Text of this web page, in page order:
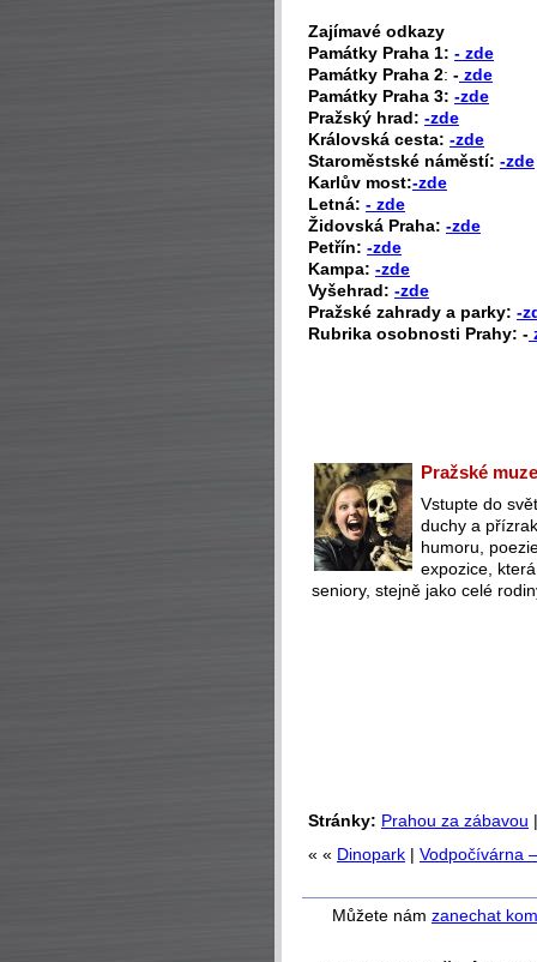
Zajímavé odkazy
Památky Praha 1: - zde
Památky Praha 2: - zde
Památky Praha 3: -zde
Pražský hrad: -zde
Královská cesta: -zde
Staroměstské náměstí: -zde
Karlův most:-zde
Letná: - zde
Židovská Praha: -zde
Petřín: -zde
Kampa: -zde
Vyšehrad: -zde
Pražské zahrady a parky: -
Rubrika osobnosti Prahy: -
Pražské
Vstupte do
duchy a
humoru,
expozice,
seniory, stejně jako celé
Stránky: Prahou za zábavou
« « Dinopark | Vodpočívárna
Můžete nám zanechat